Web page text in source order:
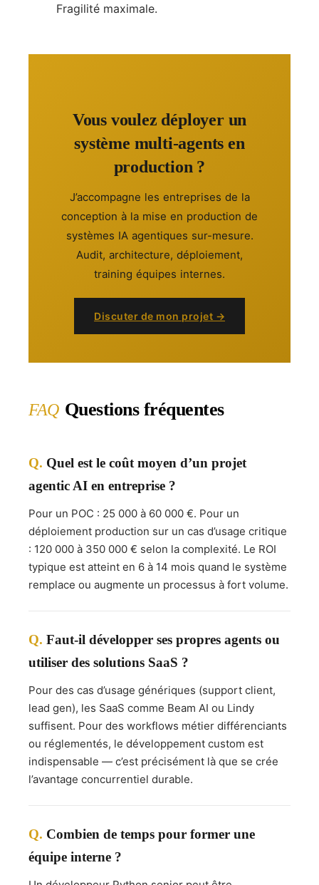
Fragilité maximale.
Vous voulez déployer un
système multi-agents en
production ?
J’accompagne les entreprises de la
conception à la mise en production de
systèmes IA agentiques sur-mesure.
Audit, architecture, déploiement,
training équipes internes.
Discuter de mon projet →
FAQ Questions fréquentes
Quel est le coût moyen d’un projet
agentic AI en entreprise ?
Pour un POC : 25 000 à 60 000 €. Pour un
déploiement production sur un cas d’usage critique
: 120 000 à 350 000 € selon la complexité. Le ROI
typique est atteint en 6 à 14 mois quand le système
remplace ou augmente un processus à fort volume.
Faut-il développer ses propres agents ou
utiliser des solutions SaaS ?
Pour des cas d’usage génériques (support client,
lead gen), les SaaS comme Beam AI ou Lindy
suffisent. Pour des workflows métier différenciants
ou réglementés, le développement custom est
indispensable — c’est précisément là que se crée
l’avantage concurrentiel durable.
Combien de temps pour former une
équipe interne ?